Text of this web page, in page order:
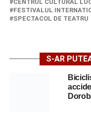
CENTRUL CULTURAL
FESTIVALUL
SPECTACOL DE TEATRU
S-AR